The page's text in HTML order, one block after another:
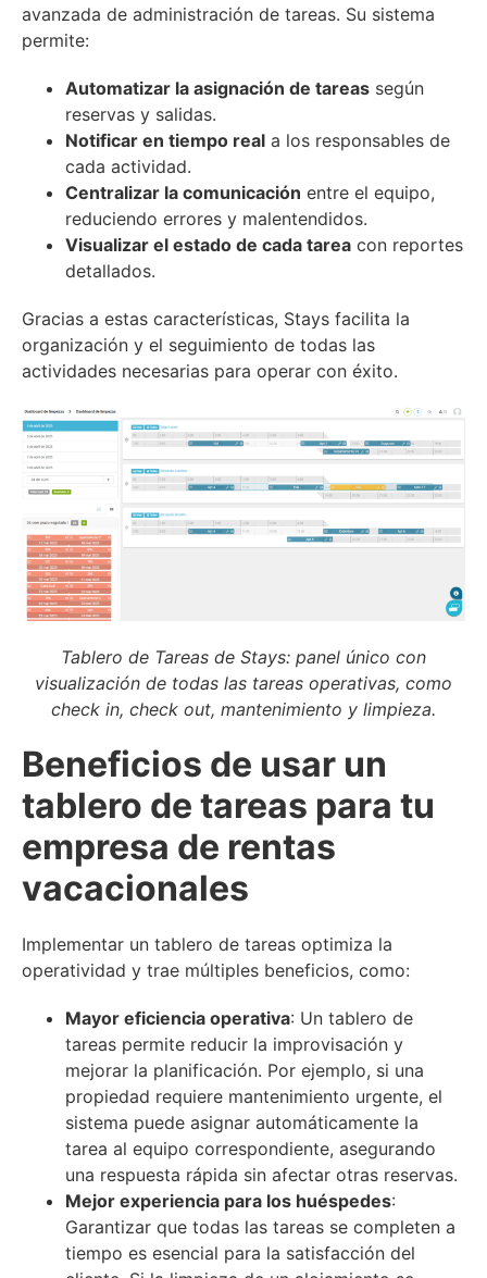
avanzada de administración de tareas. Su sistema
permite:
Automatizar la asignación de tareas según
reservas y salidas.
Notificar en tiempo real a los responsables de
cada actividad.
Centralizar la comunicación entre el equipo,
reduciendo errores y malentendidos.
Visualizar el estado de cada tarea con reportes
detallados.
Gracias a estas características, Stays facilita la
organización y el seguimiento de todas las
actividades necesarias para operar con éxito.
Tablero de Tareas de Stays: panel único con
visualización de todas las tareas operativas, como
check in, check out, mantenimiento y limpieza.
Beneficios de usar un
tablero de tareas para tu
empresa de rentas
vacacionales
Implementar un tablero de tareas optimiza la
operatividad y trae múltiples beneficios, como:
Mayor eficiencia operativa: Un tablero de
tareas permite reducir la improvisación y
mejorar la planificación. Por ejemplo, si una
propiedad requiere mantenimiento urgente, el
sistema puede asignar automáticamente la
tarea al equipo correspondiente, asegurando
una respuesta rápida sin afectar otras reservas.
Mejor experiencia para los huéspedes:
Garantizar que todas las tareas se completen a
tiempo es esencial para la satisfacción del